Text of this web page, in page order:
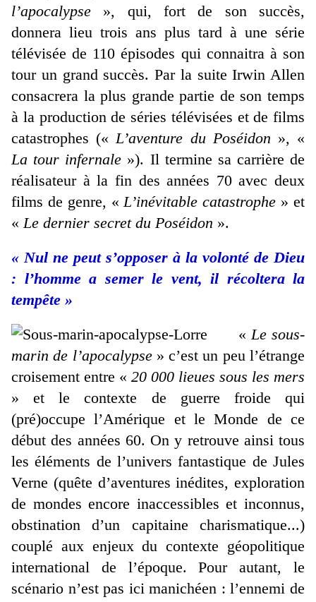
l’apocalypse », qui, fort de son succès,
donnera lieu trois ans plus tard à une série
télévisée de 110 épisodes qui connaitra à son
tour un grand succès. Par la suite Irwin Allen
consacrera la plus grande partie de son temps
à la production de séries télévisées et de films
catastrophes («L’aventure du Poséidon », «
La tour infernale »). Il termine sa carrière de
réalisateur à la fin des années 70 avec deux
films de genre, «L’inévitable catastrophe » et
«Le dernier secret du Poséidon ».
« Nul ne peut s’opposer à la volonté de Dieu
: l’homme a semer le vent, il récoltera la
tempête »
«Le sous-
marin de l’apocalypse» c’est un peu l’étrange
croisement entre « 20 000 lieues sous les mers
» et le contexte de guerre froide qui
(pré)occupe l’Amérique et le Monde de ce
début des années 60. On y retrouve ainsi tous
les éléments de l’univers fantastique de Jules
Verne (quête d’aventures inédites, exploration
de mondes encore inaccessibles et inconnus,
obstination d’un capitaine charismatique...)
couplé aux enjeux du contexte géopolitique
international de l’époque. Pour autant, le
scénario n’est pas ici manichéen : l’ennemi de